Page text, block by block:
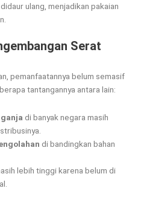
ulang, menjadikan pakaian
Serat
pemanfaatannya belum semasif
tantangannya antara lain:
di banyak negara masih
di bandingkan bahan
lebih tinggi karena belum di